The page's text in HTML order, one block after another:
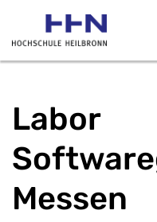
Labor
Messen